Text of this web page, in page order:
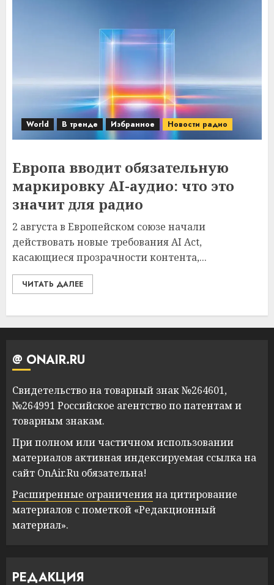
World В тренде Избранное Новости радио
Европа вводит обязательную
маркировку AI-аудио: что это
значит для радио
2 августа в Европейском союзе начали
действовать новые требования AI Act,
касающиеся прозрачности контента,...
ЧИТАТЬ ДАЛЕЕ
@ ONAIR.RU
Свидетельство на товарный знак №264601,
№264991 Российское агентство по патентам и
товарным знакам.
При полном или частичном использовании
материалов активная индексируемая ссылка на
сайт OnAir.Ru обязательна!
Расширенные ограниченияна цитирование
материалов с пометкой «Редакционный
материал».
РЕДАКЦИЯ